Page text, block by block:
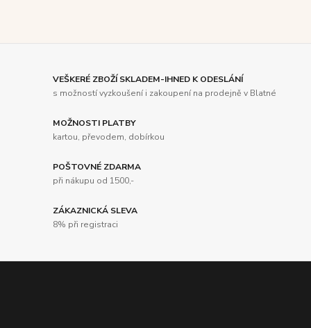
VEŠKERÉ ZBOŽÍ SKLADEM-IHNED K ODESLÁNÍ
s možností vyzkoušení i zakoupení na prodejně v Blatné
MOŽNOSTI PLATBY
kartou, převodem, dobírkou
POŠTOVNÉ ZDARMA
při nákupu od 1500,-
ZÁKAZNICKÁ SLEVA
8% při registraci